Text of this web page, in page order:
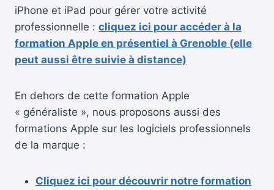
iPhone et iPad pour gérer votre activité
professionnelle : cliquez ici pour accéder à la
formation Apple en présentiel à Grenoble (elle
peut aussi être suivie à distance)
En dehors de cette formation Apple
« généraliste », nous proposons aussi des
formations Apple sur les logiciels professionnels
de la marque :
Cliquez ici pour découvrir notre formation